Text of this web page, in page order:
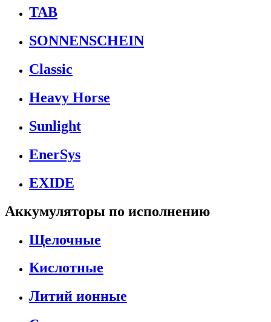
TAB
SONNENSCHEIN
Classic
Heavy Horse
Sunlight
EnerSys
EXIDE
Аккумуляторы по исполнению
Щелочные
Кислотные
Литий ионные